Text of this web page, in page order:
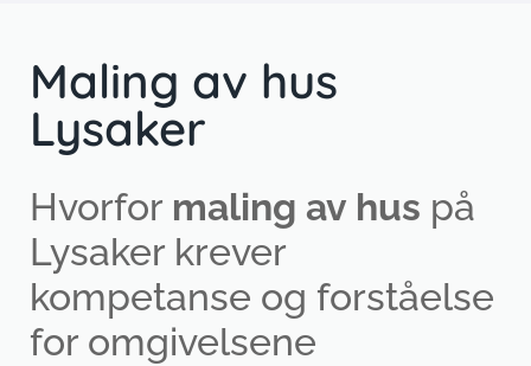
Maling av hus
Lysaker
Hvorfor maling av hus på
Lysaker krever
kompetanse og forståelse
for omgivelsene